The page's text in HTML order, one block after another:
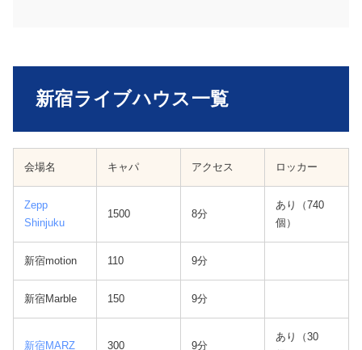
新宿ライブハウス一覧
会場名 キャパ アクセス ロッカー
Zepp
Shinjuku
1500 8分
あり（740
個）
新宿motion 110 9分
新宿Marble 150 9分
新宿MARZ 300 9分
あり（30